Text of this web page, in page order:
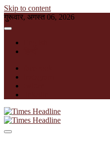
Skip to content
गुरूवार, अगस्त 06, 2026
Times Headline